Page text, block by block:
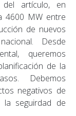
del artículo, en
4600 MW entre
de nuevos
Desde
queremos
de la
Debemos
negativos de
seguirdad de